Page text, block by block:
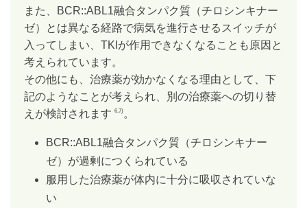
また、BCR::ABL1融合タンパク質（チロシンキナー
ゼ）とは異なる経路で病気を進行させるスイッチが
入ってしまい、TKIが作用できなくなることも原因と
考えられています。
その他にも、治療薬が効かなくなる理由として、下
記のようなことが考えられ、別の治療薬への切り替
えが検討されます 6,7) 。
BCR::ABL1融合タンパク質（チロシンキナー
ゼ）が過剰につくられている
服用した治療薬が体内に十分に吸収されていな
い